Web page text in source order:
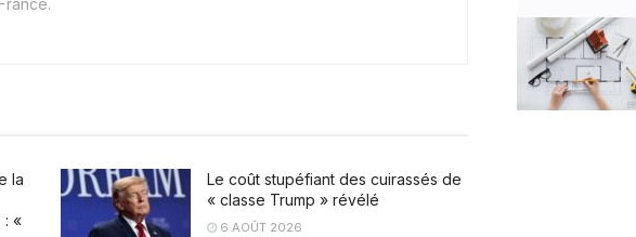
la
: «
Le coût stupéfiant des cuirassés de
« classe Trump » révélé
6 AOÛT 2026